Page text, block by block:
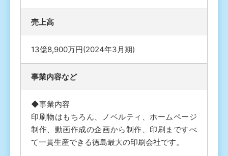
売上高
13億8,900万円(2024年3月期)
事業内容など
◆事業内容
印刷物はもちろん、ノベルティ、ホームページ
制作、動画作成の企画から制作、印刷まですべ
て一貫生産できる徳島最大の印刷会社です。